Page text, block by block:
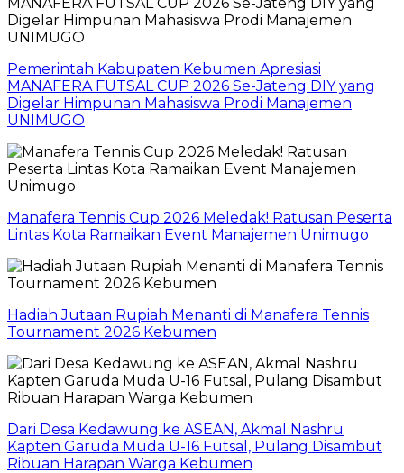
Pemerintah Kabupaten Kebumen Apresiasi
MANAFERA FUTSAL CUP 2026 Se-Jateng DIY yang
Digelar Himpunan Mahasiswa Prodi Manajemen
UNIMUGO
Manafera Tennis Cup 2026 Meledak! Ratusan Peserta
Lintas Kota Ramaikan Event Manajemen Unimugo
Hadiah Jutaan Rupiah Menanti di Manafera Tennis
Tournament 2026 Kebumen
Dari Desa Kedawung ke ASEAN, Akmal Nashru
Kapten Garuda Muda U-16 Futsal, Pulang Disambut
Ribuan Harapan Warga Kebumen